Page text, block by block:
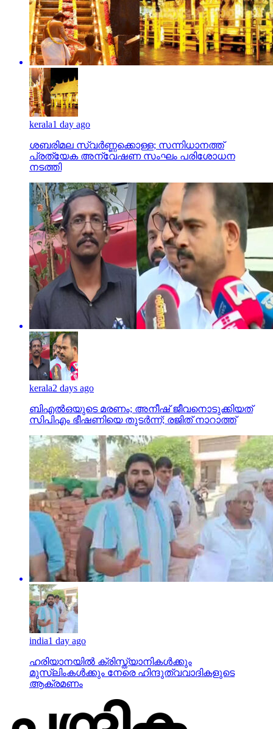
kerala1 day ago
ശബരിമല സ്വര്‍ണ്ണക്കൊള്ള; സന്നിധാനത്ത്
പ്രത്യേക അന്വേഷണ സംഘം പരിശോധന
നടത്തി
kerala2 days ago
ബിഎല്‍ഒയുടെ മരണം; അനീഷ് ജീവനൊടുക്കിയത്
സിപിഎം ഭീഷണിയെ തുടര്‍ന്ന്; രജിത് നാറാത്ത്
india1 day ago
ഹരിയാനയില്‍ ക്രിസ്ത്യാനികള്‍ക്കും
മുസ്‌ലിംകള്‍ക്കും നേരെ ഹിന്ദുത്വവാദികളുടെ
ആക്രമണം